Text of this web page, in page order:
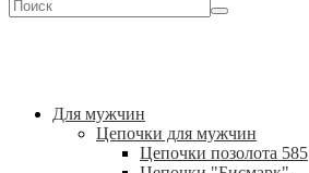
Для мужчин
Цепочки для мужчин
Цепочки позолота 585